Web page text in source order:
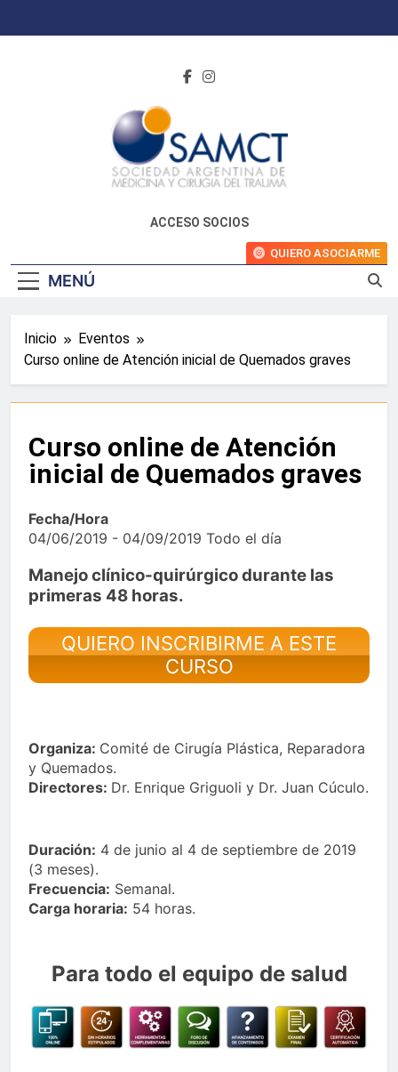
ACCESO SOCIOS
MENÚ
QUIERO ASOCIARME
Inicio
Eventos
Curso online de Atención inicial de Quemados graves
Curso online de Atención
inicial de Quemados graves
Fecha/Hora
04/06/2019 - 04/09/2019 Todo el día
Manejo clínico-quirúrgico durante las
primeras 48 horas.
QUIERO INSCRIBIRME A ESTE
CURSO
Organiza: Comité de Cirugía Plástica, Reparadora
y Quemados.
Directores: Dr. Enrique Griguoli y Dr. Juan Cúculo.
Duración: 4 de junio al 4 de septiembre de 2019
(3 meses).
Frecuencia: Semanal.
Carga horaria: 54 horas.
Para todo el equipo de salud